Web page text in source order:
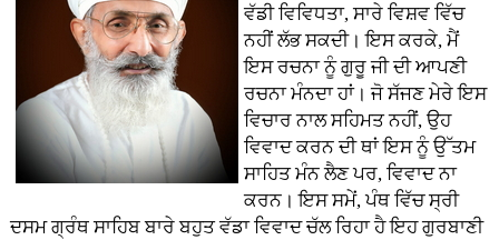
ਵੱਡੀ ਵਿਵਿਧਤਾ, ਸਾਰੇ ਵਿਸ਼ਵ ਵਿੱਚ
ਨਹੀਂ ਲੱਭ ਸਕਦੀ। ਇਸ ਕਰਕੇ, ਮੈਂ
ਇਸ ਰਚਨਾ ਨੂੰ ਗੁਰੂ ਜੀ ਦੀ ਆਪਣੀ
ਰਚਨਾ ਮੰਨਦਾ ਹਾਂ। ਜੋ ਸੱਜਣ ਮੇਰੇ ਇਸ
ਵਿਚਾਰ ਨਾਲ ਸਹਿਮਤ ਨਹੀਂ, ਉਹ
ਵਿਵਾਦ ਕਰਨ ਦੀ ਥਾਂ ਇਸ ਨੂੰ ਉੱਤਮ
ਸਾਹਿਤ ਮੰਨ ਲੈਣ ਪਰ, ਵਿਵਾਦ ਨਾ
ਕਰਨ। ਇਸ ਸਮੇਂ, ਪੰਥ ਵਿੱਚ ਸ੍ਰੀ
ਦਸਮ ਗ੍ਰੰਥ ਸਾਹਿਬ ਬਾਰੇ ਬਹੁਤ ਵੱਡਾ ਵਿਵਾਦ ਚੱਲ ਰਿਹਾ ਹੈ ਇਹ ਗੁਰਬਾਣੀ